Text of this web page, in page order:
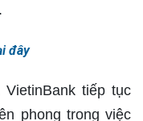
đây
tiếp tục
phong trong việc